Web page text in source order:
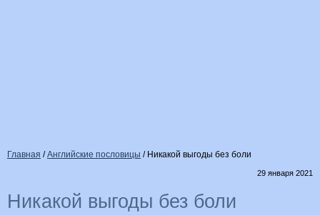
Главная /Английские пословицы / Никакой выгоды без боли
29 января 2021
Никакой выгоды без боли